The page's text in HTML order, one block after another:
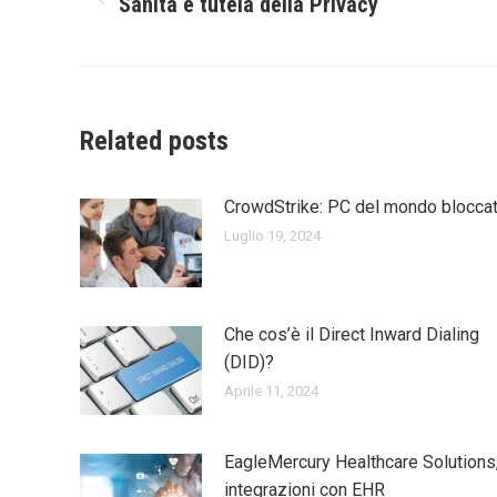
Previous
Related posts
CrowdStrike: PC del mondo
Luglio 19, 2024
Che cos’è il Direct Inward Dialing
(DID)?
Aprile 11, 2024
EagleMercury Healthcare
integrazioni con EHR